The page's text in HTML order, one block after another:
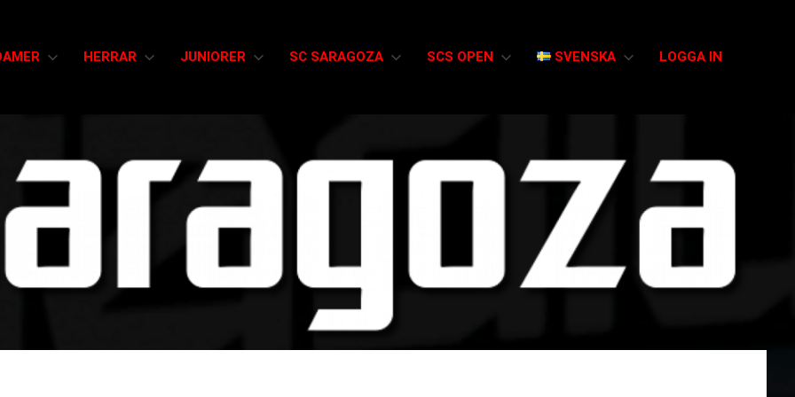
HERRAR JUNIORER SC SARAGOZA SCS OPEN SVENSKA LOGGA IN